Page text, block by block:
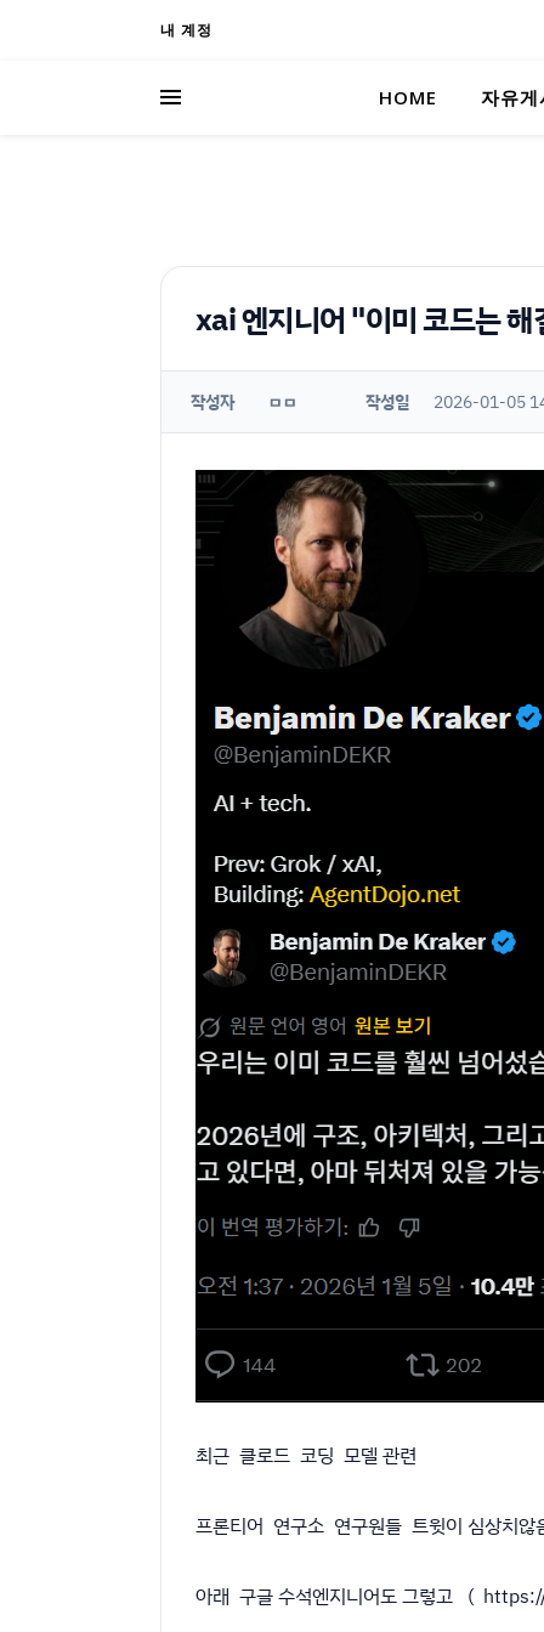
내 계정
HOME 자유게
xai 엔지니어 "이미 코드는
작성자 ㅁㅁ 작성일 2026-01-05
최근 클로드 코딩 모델 관련
프론티어 연구소 연구원들 트윗이 심상치
아래 구글 수석엔지니어도 그렇고 (